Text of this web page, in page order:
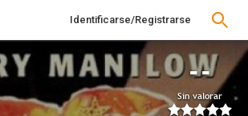
Identificarse/Registrarse
--
Sin valorar